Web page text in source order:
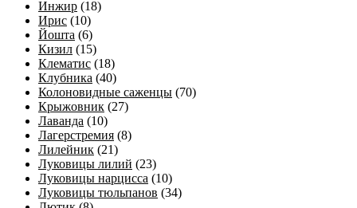
Инжир (18)
Ирис (10)
Йошта (6)
Кизил (15)
Клематис (18)
Клубника (40)
Колоновидные саженцы (70)
Крыжовник (27)
Лаванда (10)
Лагерстремия (8)
Лилейник (21)
Луковицы лилий (23)
Луковицы нарцисса (10)
Луковицы тюльпанов (34)